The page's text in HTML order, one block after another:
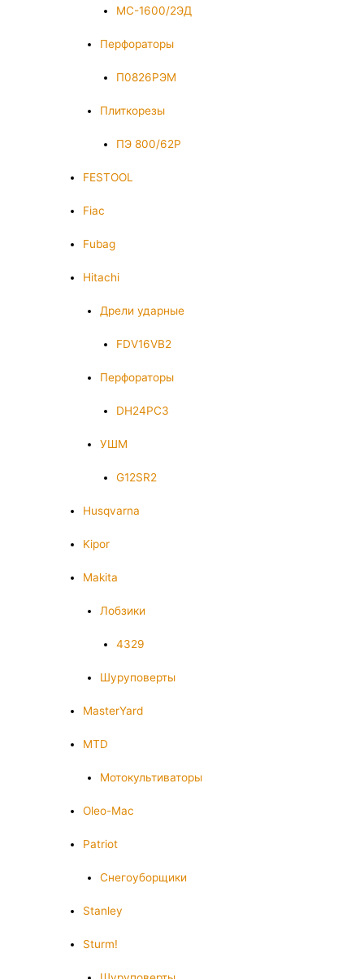
МС-1600/2ЭД
Перфораторы
П0826РЭМ
Плиткорезы
ПЭ 800/62Р
FESTOOL
Fiac
Fubag
Hitachi
Дрели ударные
FDV16VB2
Перфораторы
DH24PC3
УШМ
G12SR2
Husqvarna
Kipor
Makita
Лобзики
4329
Шуруповерты
MasterYard
MTD
Мотокультиваторы
Oleo-Mac
Patriot
Снегоуборщики
Stanley
Sturm!